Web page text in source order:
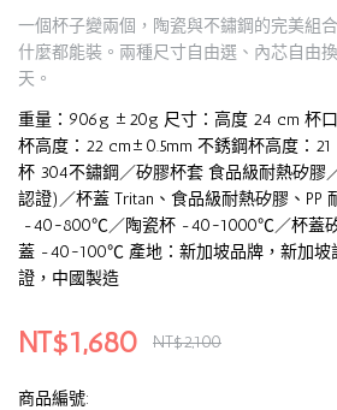
一個杯子變兩個，陶瓷與不鏽鋼的完美組
什麼都能裝。兩種尺寸自由選、內芯自由
天。
重量：906g ±20g 尺寸：高度 24 cm 杯
杯高度：22 cm±0.5mm 不銹鋼杯高度：
杯 304不鏽鋼／矽膠杯套 食品級耐熱矽膠
認證)／杯蓋 Tritan、食品級耐熱矽膠、PP
-40~800℃／陶瓷杯 -40~1000℃／杯蓋
蓋 -40~100℃ 產地：新加坡品牌，新加坡
證，中國製造
NT$1,680 NT$2,100
商品編號: